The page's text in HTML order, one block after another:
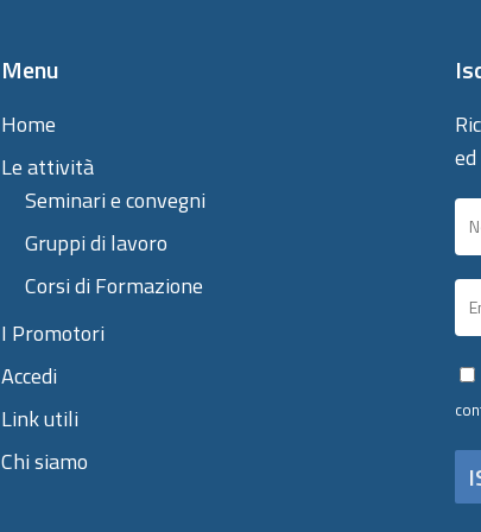
Menu
Home
Le attività
Seminari e convegni
Gruppi di lavoro
Corsi di Formazione
I Promotori
Accedi
Link utili
Chi siamo